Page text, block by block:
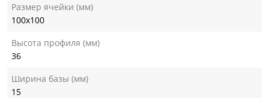
Размер ячейки (мм)
100х100
Высота профиля (мм)
36
Ширина базы (мм)
15